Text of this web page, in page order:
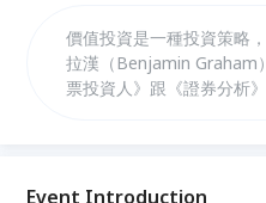
價值投資是一種投資策略
拉漢（Benjamin Graham
票投資人》跟《證券分析
們就開始來學習，利用簡
Event Introduction